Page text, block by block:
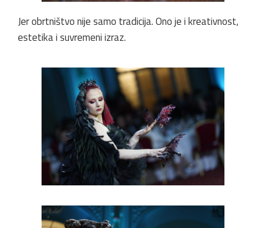
Jer obrtništvo nije samo tradicija. Ono je i kreativnost,
estetika i suvremeni izraz.